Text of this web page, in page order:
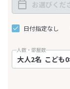
日付指定なし
人数・部屋数